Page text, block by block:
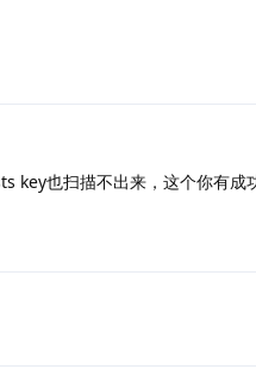
key也扫描不出来，这个你有成